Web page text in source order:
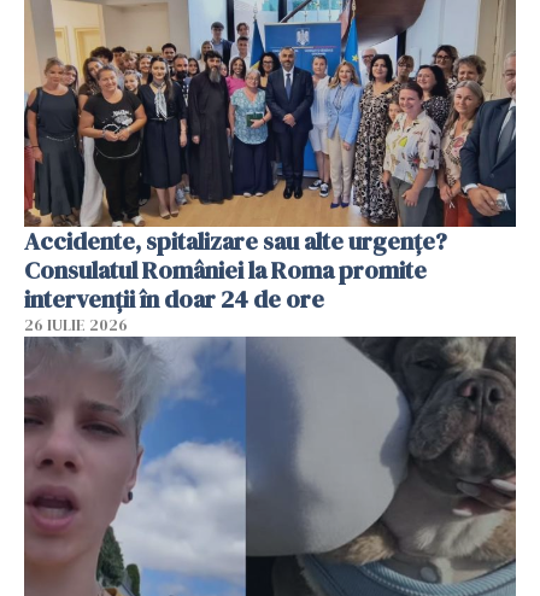
Accidente, spitalizare sau alte urgențe?
Consulatul României la Roma promite
intervenții în doar 24 de ore
26 IULIE 2026